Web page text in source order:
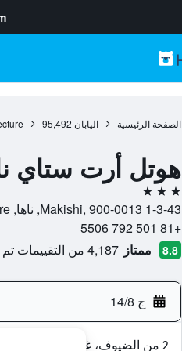
الصفحة الرئيسية اليابان 95,492
هوتل أرت ستاي
3 نجوم
1-3-43 Makishi, 900-0013, ناها, Okinawa Prefecture, اليابان
+81 501 792 5506
8.8 ممتاز 4,187 من التقييمات تم التحقق منها
ج 14/8
2 من الضيوف، غرفة واحدة